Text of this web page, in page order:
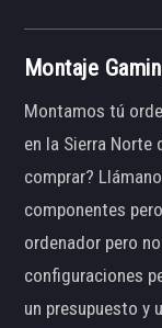
Montaje
Montamos tú
en la Sierra Norte
comprar?
componentes
ordenador pero
configuraciones
un presupuesto y